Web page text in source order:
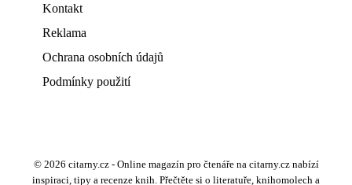
Kontakt
Reklama
Ochrana osobních údajů
Podmínky použití
© 2026 citarny.cz - Online magazín pro čtenáře na citarny.cz nabízí
inspiraci, tipy a recenze knih. Přečtěte si o literatuře, knihomolech a